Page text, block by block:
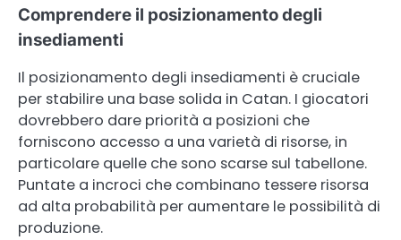
Comprendere il posizionamento degli
insediamenti
Il posizionamento degli insediamenti è cruciale
per stabilire una base solida in Catan. I giocatori
dovrebbero dare priorità a posizioni che
forniscono accesso a una varietà di risorse, in
particolare quelle che sono scarse sul tabellone.
Puntate a incroci che combinano tessere risorsa
ad alta probabilità per aumentare le possibilità di
produzione.